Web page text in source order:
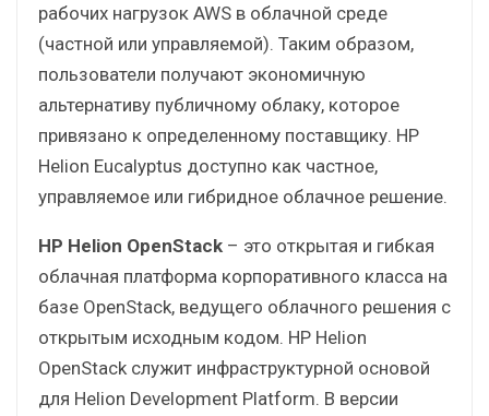
рабочих нагрузок AWS в облачной среде
(частной или управляемой). Таким образом,
пользователи получают экономичную
альтернативу публичному облаку, которое
привязано к определенному поставщику. HP
Helion Eucalyptus доступно как частное,
управляемое или гибридное облачное решение.
HP Helion OpenStack – это открытая и гибкая
облачная платформа корпоративного класса на
базе OpenStack, ведущего облачного решения с
открытым исходным кодом. HP Helion
OpenStack служит инфраструктурной основой
для Helion Development Platform. В версии